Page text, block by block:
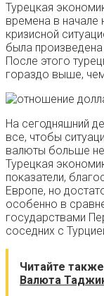
Турецкая
времена в начале
кризисной
была
После этого
гораздо выше,
На сегодняшний
все, чтобы
валюты больше не
Турецкая
показатели,
Европе, но
особенно в
государствами
соседних с
Читайте
Валюта